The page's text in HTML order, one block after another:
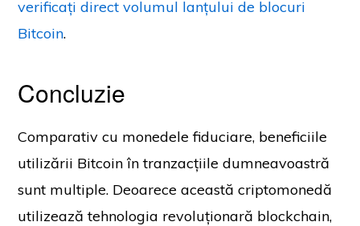
verificați direct volumul lanțului de blocuri
Bitcoin.
Concluzie
Comparativ cu monedele fiduciare, beneficiile
utilizării Bitcoin în tranzacțiile dumneavoastră
sunt multiple. Deoarece această criptomonedă
utilizează tehnologia revoluționară blockchain,